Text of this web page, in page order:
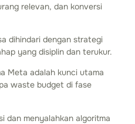
relevan, dan konversi
dihindari dengan strategi
yang disiplin dan terukur.
Meta adalah kunci utama
waste budget di fase
dan menyalahkan algoritma